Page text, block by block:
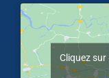
Cliquez sur